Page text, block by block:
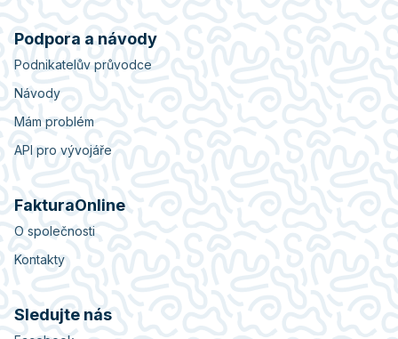
Podpora a návody
Podnikatelův průvodce
Návody
Mám problém
API pro vývojáře
FakturaOnline
O společnosti
Kontakty
Sledujte nás